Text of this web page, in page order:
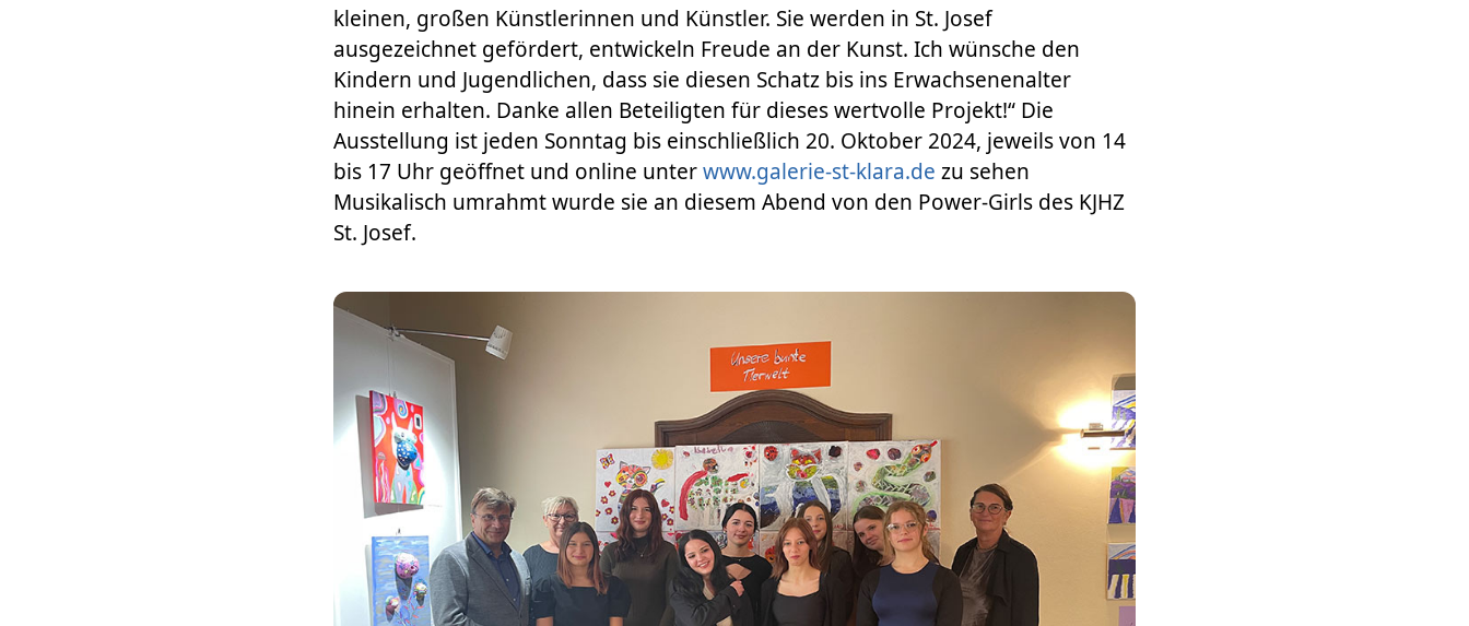
kleinen, großen Künstlerinnen und Künstler. Sie werden in St. Josef
ausgezeichnet gefördert, entwickeln Freude an der Kunst. Ich wünsche den
Kindern und Jugendlichen, dass sie diesen Schatz bis ins Erwachsenenalter
hinein erhalten. Danke allen Beteiligten für dieses wertvolle Projekt!“ Die
Ausstellung ist jeden Sonntag bis einschließlich 20. Oktober 2024, jeweils von 14
bis 17 Uhr geöffnet und online unterwww.galerie-st-klara.de zu sehen
Musikalisch umrahmt wurde sie an diesem Abend von den Power-Girls des KJHZ
St. Josef.